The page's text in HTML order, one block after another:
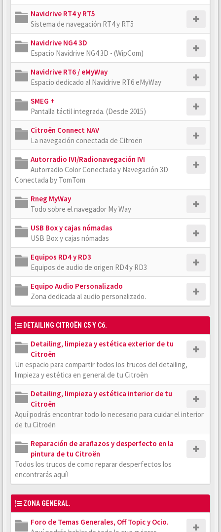
Navidrive RT4 y RT5
Sistema de navegación RT4 y RT5
Navidrive NG4 3D
Espacio Navidrive NG4 3D - (WipCom)
Navidrive RT6 / eMyWay
Espacio dedicado al Navidrive RT6 eMyWay
SMEG +
Pantalla táctil integrada. (Desde 2015)
Citroën Connect NAV
La navegación conectada de Citroën
Autorradio IVI/Radionavegación IVI
Autorradio Color Conectada y Navegación 3D
Conectada by TomTom
Rneg MyWay
Todo sobre el navegador My Way
USB Box y cajas nómadas
USB Box y cajas nómadas
Equipos RD4 y RD3
Equipos de audio de origen RD4 y RD3
Equipo Audio Personalizado
Zona dedicada al audio personalizado.
DETAILING CITROËN C5 Y C6.
Detailing, limpieza y estética exterior de tu
Citroën
Un espacio para compartir todos los trucos del detailing,
limpieza y estética en general de tu Citroën
Detailing, limpieza y estética interior de tu
Citroën
Aquí podrás encontrar todo lo necesario para cuidar el interior
de tu Citroën
Reparación de arañazos y desperfecto en la
pintura de tu Citroën
Todos los trucos de como reparar desperfectos los
encontrarás aquí!
ZONA GENERAL.
Foro de Temas Generales, Off Topic y Ocio.